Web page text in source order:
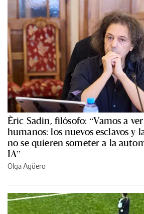
Èric Sadin, filósofo: “Vamos a
humanos: los nuevos esclavos y
no se quieren someter a la
IA”
Olga Agüero